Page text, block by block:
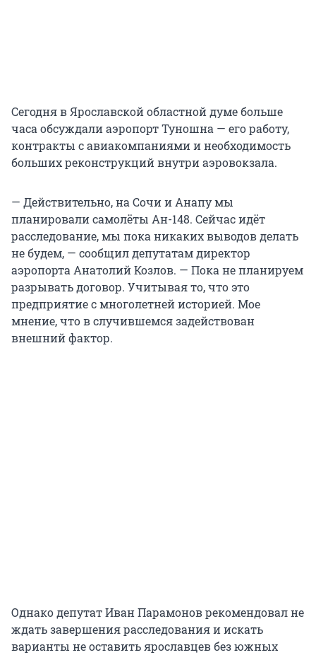
Сегодня в Ярославской областной думе больше
часа обсуждали аэропорт Туношна — его работу,
контракты с авиакомпаниями и необходимость
больших реконструкций внутри аэровокзала.
— Действительно, на Сочи и Анапу мы
планировали самолёты Ан-148. Сейчас идёт
расследование, мы пока никаких выводов делать
не будем, — сообщил депутатам директор
аэропорта Анатолий Козлов. — Пока не планируем
разрывать договор. Учитывая то, что это
предприятие с многолетней историей. Мое
мнение, что в случившемся задействован
внешний фактор.
Однако депутат Иван Парамонов рекомендовал не
ждать завершения расследования и искать
варианты не оставить ярославцев без южных